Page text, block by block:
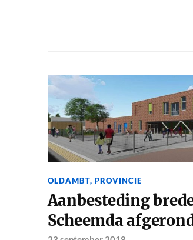
OLDAMBT, PROVINCIE
Aanbesteding
Scheemda